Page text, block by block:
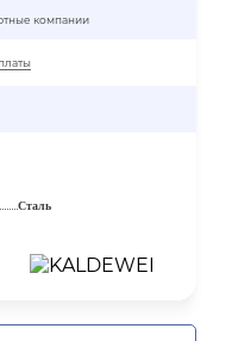
компании
Сталь